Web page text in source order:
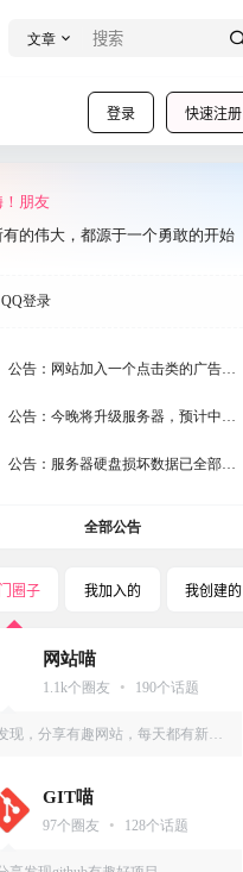
文章
登录 快速注册
！朋友
有的伟大，都源于一个勇敢的开始
QQ登录
公告： 网站加入一个点击类的广告，大家点击下载按钮需要注意
公告： 今晚将升级服务器，预计中断时常为1分钟
公告： 服务器硬盘损坏数据已全部迁移备份，网站恢复完成！
全部公告
圈子 我加入的 我创建的
网站喵
1.1k个圈友 • 190个话题
现，分享有趣网站，每天都有新鲜
GIT喵
97个圈友 • 128个话题